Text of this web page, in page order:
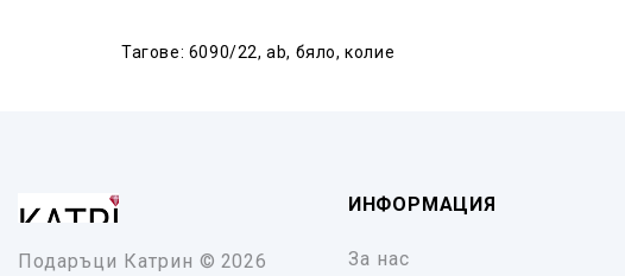
Тагове: 6090/22,ab, бяло,колие
Подаръци Катрин © 2026
ИНФОРМАЦИЯ
За нас